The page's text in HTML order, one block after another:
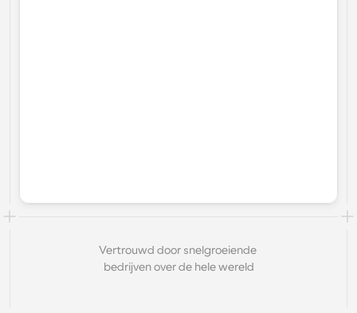
Vertrouwd door snelgroeiende
bedrijven over de hele wereld